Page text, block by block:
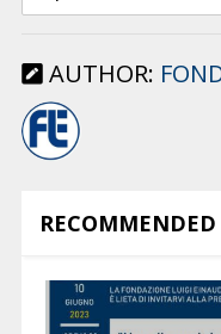
AUTHOR:
RECOMMENDED